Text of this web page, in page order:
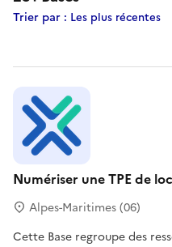
Trier par :
Numériser une TPE de
Cette Base regroupe des
Alpes-Maritimes (06)